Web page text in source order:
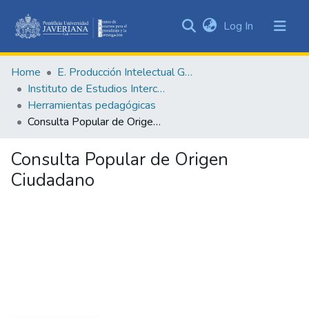
&
Collections
All of DSpace
Log In (current)
Home
E. Producción Intelectual General
Instituto de Estudios Interculturales - IEI
Herramientas pedagógicas
Consulta Popular de Origen Ciudadano
Consulta Popular de Origen
Ciudadano